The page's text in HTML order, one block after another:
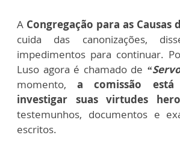
A Congregação para as Causas
cuida das canonizações,
impedimentos para continuar.
Luso agora é chamado de
momento, a comissão
investigar suas virtudes
testemunhos, documentos e
escritos.